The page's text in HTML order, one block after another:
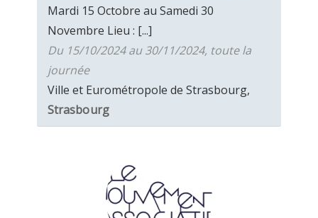
Mardi 15 Octobre au Samedi 30
Novembre Lieu : [...]
Du 15/10/2024 au 30/11/2024, toute la
journée
Ville et Eurométropole de Strasbourg,
Strasbourg